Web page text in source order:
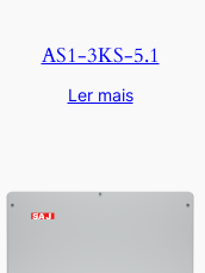
AS1-3KS-5.1
Ler mais